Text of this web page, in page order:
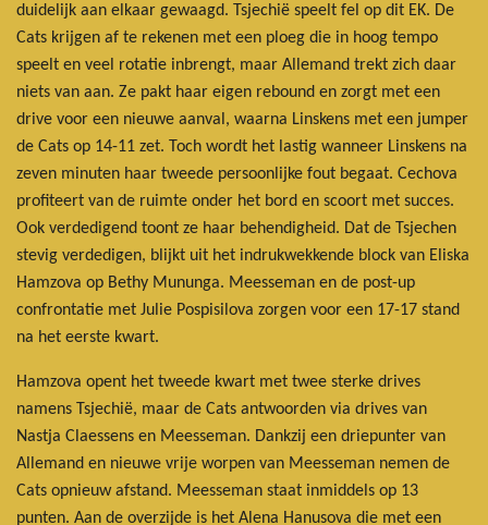
duidelijk aan elkaar gewaagd. Tsjechië speelt fel op dit EK. De
Cats krijgen af te rekenen met een ploeg die in hoog tempo
speelt en veel rotatie inbrengt, maar Allemand trekt zich daar
niets van aan. Ze pakt haar eigen rebound en zorgt met een
drive voor een nieuwe aanval, waarna Linskens met een jumper
de Cats op 14-11 zet. Toch wordt het lastig wanneer Linskens na
zeven minuten haar tweede persoonlijke fout begaat. Cechova
profiteert van de ruimte onder het bord en scoort met succes.
Ook verdedigend toont ze haar behendigheid. Dat de Tsjechen
stevig verdedigen, blijkt uit het indrukwekkende block van Eliska
Hamzova op Bethy Mununga. Meesseman en de post-up
confrontatie met Julie Pospisilova zorgen voor een 17-17 stand
na het eerste kwart.
Hamzova opent het tweede kwart met twee sterke drives
namens Tsjechië, maar de Cats antwoorden via drives van
Nastja Claessens en Meesseman. Dankzij een driepunter van
Allemand en nieuwe vrije worpen van Meesseman nemen de
Cats opnieuw afstand. Meesseman staat inmiddels op 13
punten. Aan de overzijde is het Alena Hanusova die met een